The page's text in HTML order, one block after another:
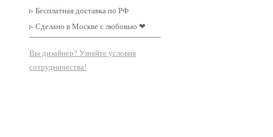
▹ Бесплатная доставка по РФ
▹ Сделано в Москве с любовью ❤
Вы дизайнер? Узнайте условия
сотрудничества!